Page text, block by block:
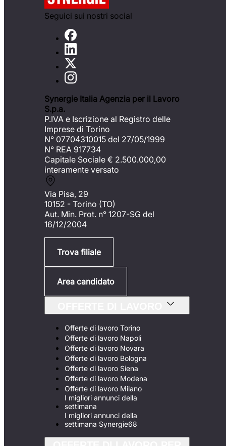
Seguici sui nostri social
Synergie Italia Agenzia per il Lavoro
S.p.a.
P.IVA e Iscrizione al Registro delle
Imprese di Torino
N° 07704310015 del 27/05/1999
N° REA 917734
Capitale Sociale € 2.500.000,00
interamente versato
Via Pisa, 29
10152 - Torino (TO)
Aut. Min. Prot. n° 1207-SG del
16/12/2004
Trova filiale
Area candidato
Offerte di lavoro Torino
Offerte di lavoro Napoli
Offerte di lavoro Novara
Offerte di lavoro Bologna
Offerte di lavoro Siena
Offerte di lavoro Modena
Offerte di lavoro Milano
I migliori annunci della
settimana
I migliori annunci della
settimana Synergie68